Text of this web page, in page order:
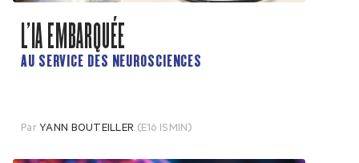
L’IA EMBARQUÉE
AU SERVICE DES NEUROSCIENCES
Par YANN BOUTEILLER (E16 ISMIN)